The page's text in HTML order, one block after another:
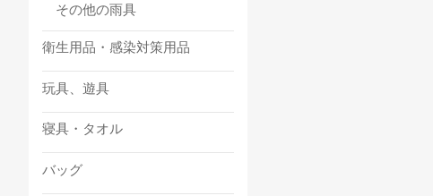
その他の雨具
衛生用品・感染対策用品
玩具、遊具
寝具・タオル
バッグ